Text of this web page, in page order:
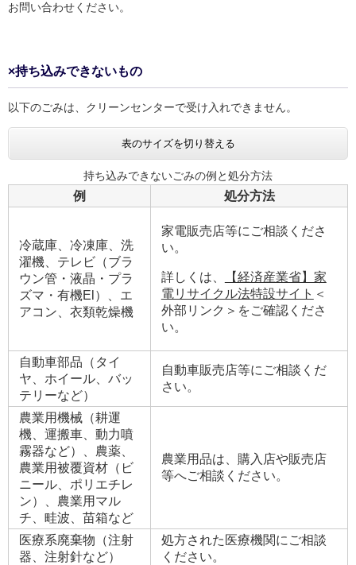
お問い合わせください。
×持ち込みできないもの
以下のごみは、クリーンセンターで受け入れできません。
表のサイズを切り替える
持ち込みできないごみの例と処分方法
例 処分方法
冷蔵庫、冷凍庫、洗
濯機、テレビ（ブラ
ウン管・液晶・プラ
ズマ・有機El）、エ
アコン、衣類乾燥機
家電販売店等にご相談くださ
い。
詳しくは、
【経済産業省】家
電リサイクル法特設サイト ＜
外部リンク＞ をご確認くださ
い。
自動車部品（タイ
ヤ、ホイール、バッ
テリーなど）
自動車販売店等にご相談くだ
さい。
農業用機械（耕運
機、運搬車、動力噴
霧器など）、農薬、
農業用被覆資材（ビ
ニール、ポリエチレ
ン）、農業用マル
チ、畦波、苗箱など
農業用品は、購入店や販売店
等へご相談ください。
医療系廃棄物（注射
器、注射針など）
処方された医療機関にご相談
ください。